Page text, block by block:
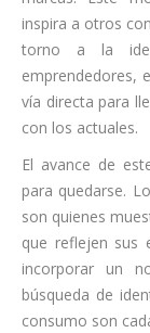
inspira a otros
torno a la
emprendedores,
vía directa para
con los actuales.
El avance de
para quedarse.
son quienes
que reflejen sus
incorporar un
búsqueda de
consumo son